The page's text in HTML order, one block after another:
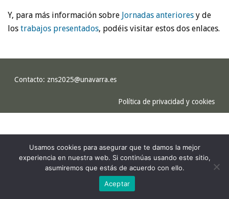
Y, para más información sobre Jornadas anteriores y de
los trabajos presentados, podéis visitar estos dos enlaces.
Contacto: zns2025@unavarra.es
Política de privacidad y cookies
Usamos cookies para asegurar que te damos la mejor
experiencia en nuestra web. Si continúas usando este sitio,
asumiremos que estás de acuerdo con ello.
Aceptar